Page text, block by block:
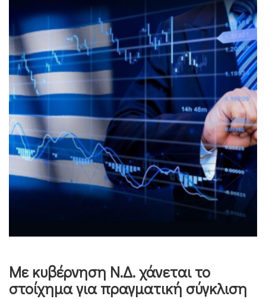
Με κυβέρνηση Ν.Δ. χάνεται το
στοίχημα για πραγματική σύγκλιση